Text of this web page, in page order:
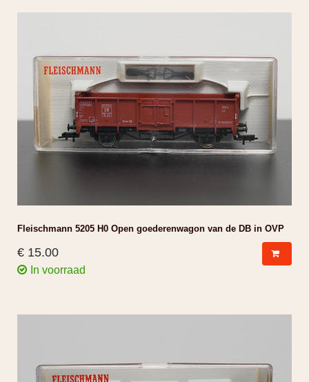
Fleischmann 5205 H0 Open goederenwagon van de DB in OVP
€ 15.00
In voorraad